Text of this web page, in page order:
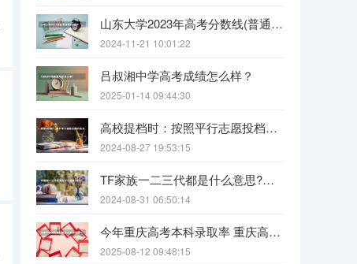
山东大学2023年高考分数线(普通文理)（免费二本和三本的区别）
2024-11-21 10:01:22
吕叔湘中学高考成绩怎么样？
2025-01-14 09:44:30
高校提档时：按照平行志愿投档的批次，调档比例原则上控制在105%以内。请问这句话是什么意思呢？
2024-08-27 19:53:15
TF家族一二三代都是什么意思?各代都有什么人?
2024-08-31 06:50:14
今年重庆高考本科录取率 重庆高考一本录取率
2025-08-12 09:48:15